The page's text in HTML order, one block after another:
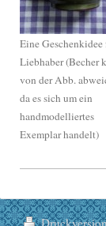
Eine Geschenkidee
Liebhaber (Becher
von der Abb.
da es sich um ein
handmodelliertes
Exemplar handelt)